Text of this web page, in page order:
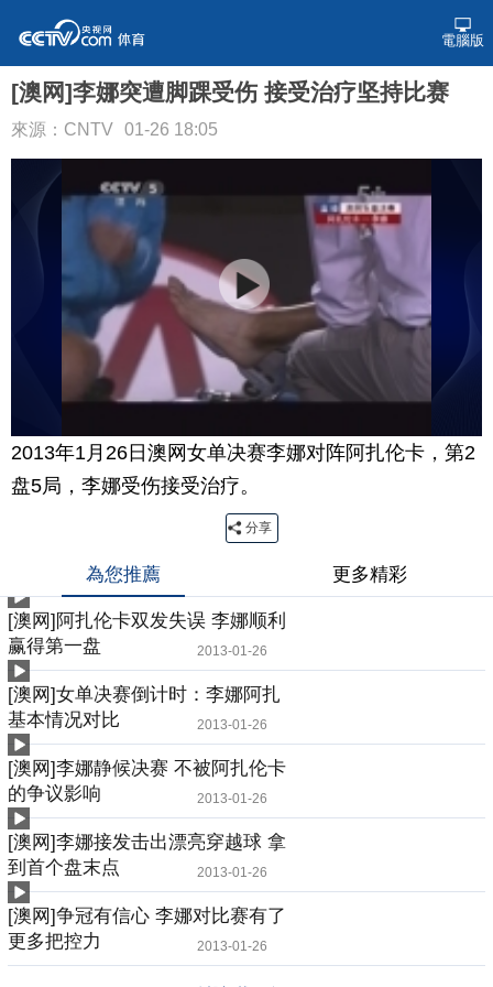
電腦版
[澳网]李娜突遭脚踝受伤 接受治疗坚持比赛
來源：CNTV 01-26 18:05
2013年1月26日澳网女单决赛李娜对阵阿扎伦卡，第2
盘5局，李娜受伤接受治疗。
分享
為您推薦 更多精彩
[澳网]阿扎伦卡双发失误 李娜顺利
赢得第一盘
2013-01-26
[澳网]女单决赛倒计时：李娜阿扎
基本情况对比
2013-01-26
[澳网]李娜静候决赛 不被阿扎伦卡
的争议影响
2013-01-26
[澳网]李娜接发击出漂亮穿越球 拿
到首个盘末点
2013-01-26
[澳网]争冠有信心 李娜对比赛有了
更多把控力
2013-01-26